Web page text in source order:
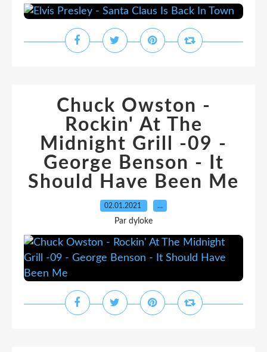
Chuck Owston -
Rockin' At The
Midnight Grill -09 -
George Benson - It
Should Have Been Me
02.01.2021 …
Par dyloke